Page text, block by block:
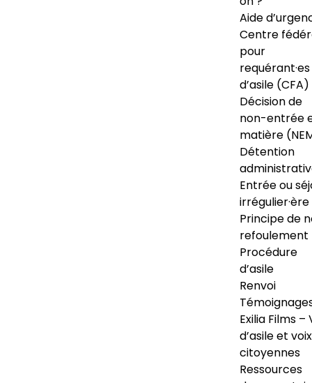
Aide
Centre
pour
requérant·es
d’asile (CFA)
Décision de
non-entrée
matière
Détention
Entrée ou
irrégulier·ère
Principe de
refoulement
Procédure
d’asile
Renvoi
Exilia Films –
d’asile et voix
citoyennes
Ressources